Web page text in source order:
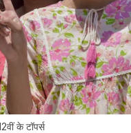
के टॉपर्स